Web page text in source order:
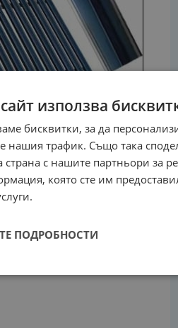
използва
бисквитки, за да
нашия трафик. Също така
страна с нашите партньори за
която сте им
ПОДРОБНОСТИ